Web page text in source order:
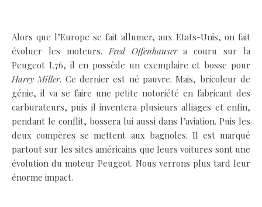
Alors que l’Europe se fait allumer, aux Etats-Unis, on fait
évoluer les moteurs. Fred Offenhausera couru sur la
Peugeot L76, il en possède un exemplaire et bosse pour
Harry Miller. Ce dernier est né pauvre. Mais, bricoleur de
génie, il va se faire une petite notoriété en fabricant des
carburateurs, puis il inventera plusieurs alliages et enfin,
pendant le conflit, bossera lui aussi dans l’aviation. Puis les
deux compères se mettent aux bagnoles. Il est marqué
partout sur les sites américains que leurs voitures sont une
évolution du moteur Peugeot. Nous verrons plus tard leur
énorme impact.